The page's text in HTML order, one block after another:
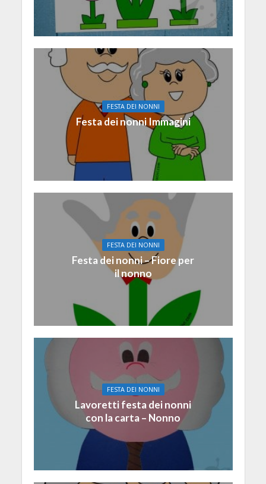
FESTA DEI NONNI
Festa dei nonni Immagini
FESTA DEI NONNI
Festa dei nonni – Fiore per
il nonno
FESTA DEI NONNI
Lavoretti festa dei nonni
con la carta – Nonno